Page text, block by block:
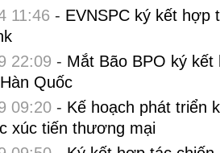
11:46 - EVNSPC ký kết hợp
22:09 - Mắt Bão BPO ký
Quốc
09:20- Kế hoạch phát triển
xúc tiến thương mại